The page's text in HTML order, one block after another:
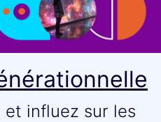
et influez sur les